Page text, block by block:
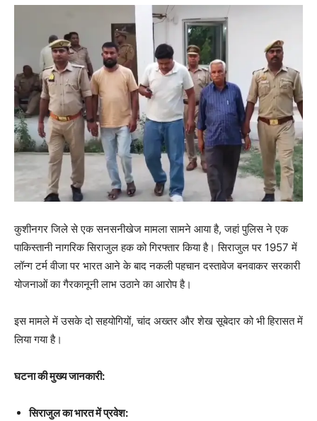
कुशीनगर जिले से एक सनसनीखेज मामला सामने आया है, जहां पुलिस ने एक
पाकिस्तानी नागरिक सिराजुल हक को गिरफ्तार किया है। सिराजुल पर 1957 में
लॉन्ग टर्म वीजा पर भारत आने के बाद नकली पहचान दस्तावेज बनवाकर सरकारी
योजनाओं का गैरकानूनी लाभ उठाने का आरोप है।
इस मामले में उसके दो सहयोगियों, चांद अख्तर और शेख सूबेदार को भी हिरासत में
लिया गया है।
घटना की मुख्य जानकारी:
सिराजुल का भारत में प्रवेश: